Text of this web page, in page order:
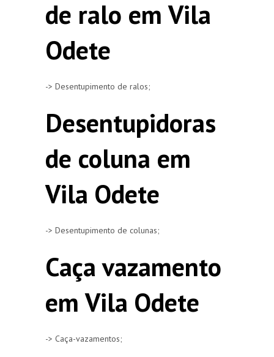
de ralo em Vila
Odete
-> Desentupimento de ralos;
Desentupidoras
de coluna em
Vila Odete
-> Desentupimento de colunas;
Caça vazamento
em Vila Odete
-> Caça-vazamentos;